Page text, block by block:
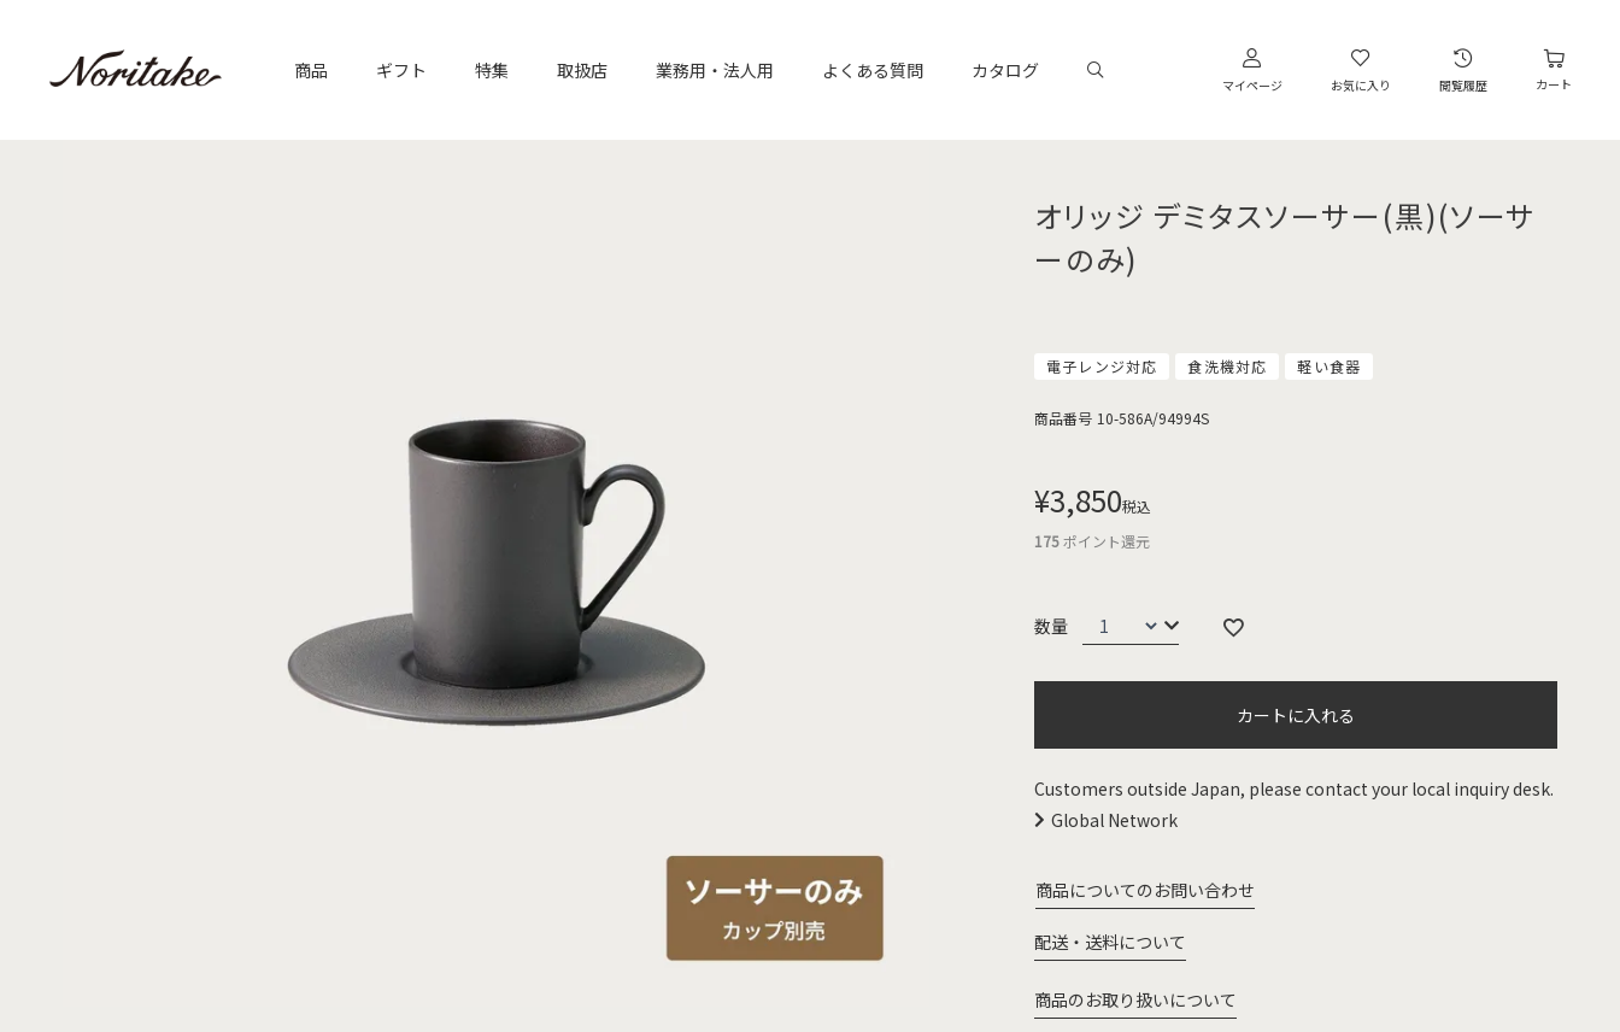
商品 ギフト 特集 取扱店 業務用・法人用 よくある質問 カタログ
マイページ お気に入り 閲覧履歴 カート
オリッジ デミタスソーサー(黒)(ソーサ
ーのみ)
電子レンジ対応 食洗機対応 軽い食器
商品番号 10-586A/94994S
¥3,850税込
175ポイント還元
カートに入れる
Customers outside Japan, please contact your local inquiry desk.
Global Network
商品についてのお問い合わせ
配送・送料について
商品のお取り扱いについて